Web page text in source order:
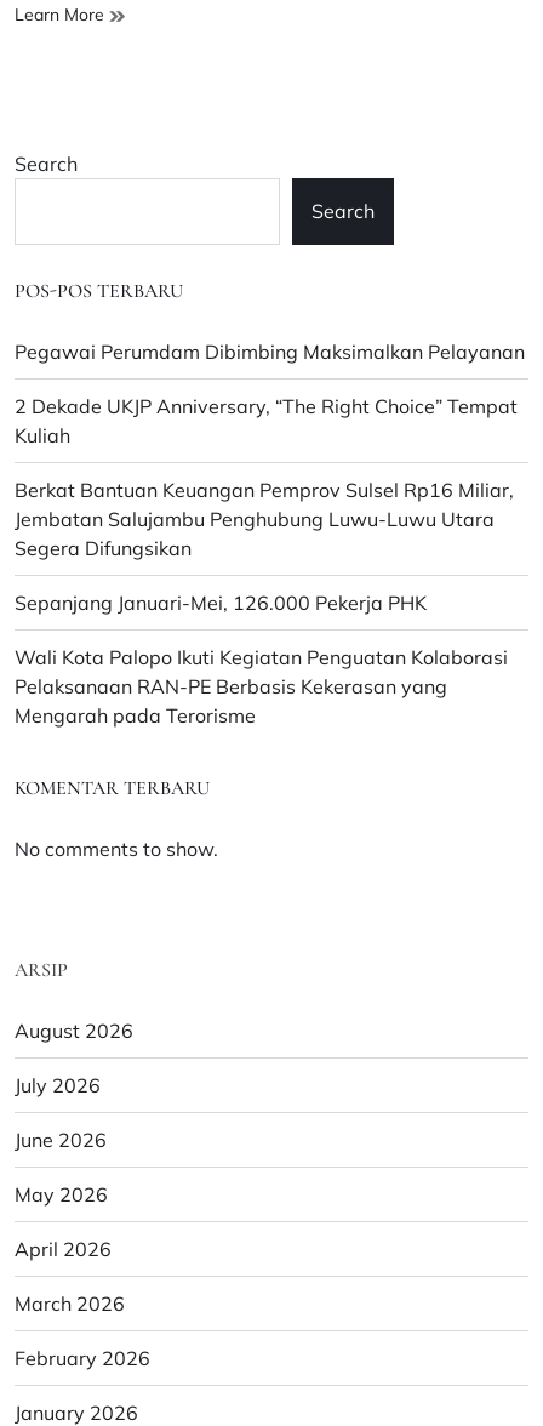
Learn More Di
100
Perdesa
Search
Search
POS-POS TERBARU
Pegawai Perumdam Dibimbing Maksimalkan Pelayanan
2 Dekade UKJP Anniversary, “The Right Choice” Tempat
Kuliah
Berkat Bantuan Keuangan Pemprov Sulsel Rp16 Miliar,
Jembatan Salujambu Penghubung Luwu-Luwu Utara
Segera Difungsikan
Sepanjang Januari-Mei, 126.000 Pekerja PHK
Wali Kota Palopo Ikuti Kegiatan Penguatan Kolaborasi
Pelaksanaan RAN-PE Berbasis Kekerasan yang
Mengarah pada Terorisme
KOMENTAR TERBARU
No comments to show.
ARSIP
August 2026
July 2026
June 2026
May 2026
April 2026
March 2026
February 2026
January 2026